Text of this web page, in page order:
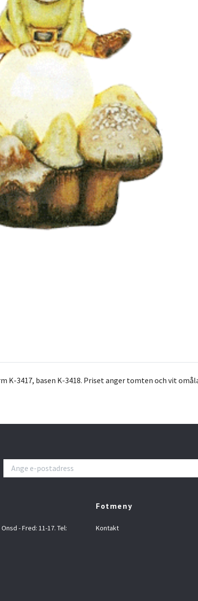
K-3417, basen K-3418. Priset anger tomten och vit
- Fred: 11-17. Tel:
Fotmeny
Kontakt